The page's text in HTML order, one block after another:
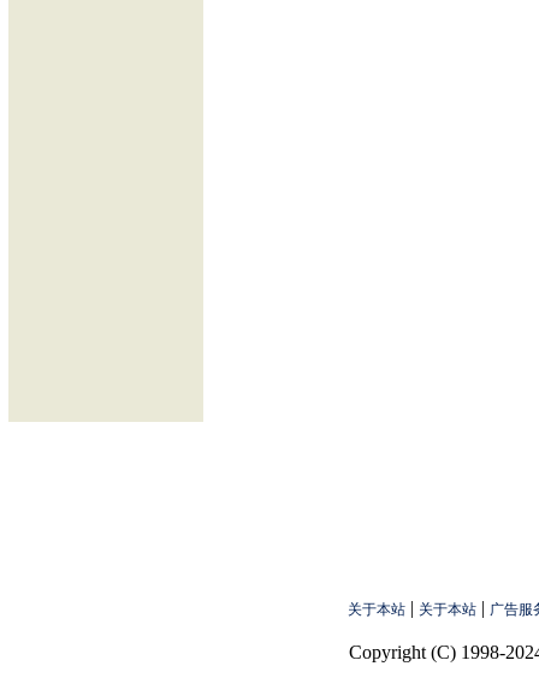
关于本站 | 关于本站 | 广告服
Copyright (C) 1998-